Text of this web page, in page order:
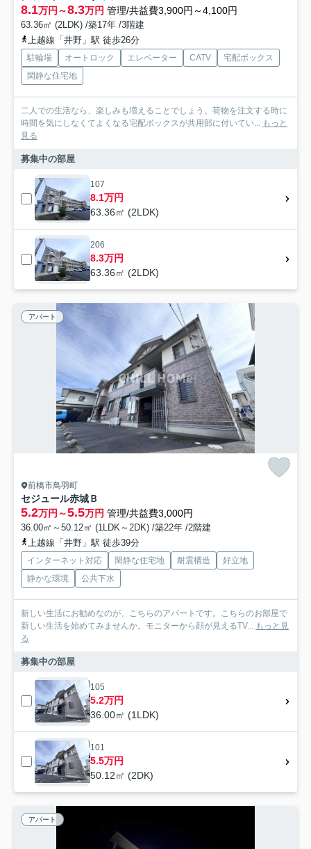
8.1万円～8.3万円 管理/共益費3,900円～4,100円
63.36㎡ (2LDK) /築17年 /3階建
上越線「井野」駅 徒歩26分
駐輪場 オートロック エレベーター CATV
宅配ボックス
閑静な住宅地
二人での生活なら、楽しみも増えることでしょう。荷物を注文する時に
時間を気にしなくてよくなる宅配ボックスが共用部に付いてい... もっと
見る
募集中の部屋
107
8.1万円
63.36㎡ (2LDK)
206
8.3万円
63.36㎡ (2LDK)
アパート
前橋市鳥羽町
セジュール赤城Ｂ
5.2万円～5.5万円 管理/共益費3,000円
36.00㎡～50.12㎡ (1LDK～2DK) /築22年 /2階建
上越線「井野」駅 徒歩39分
インターネット対応 閑静な住宅地 耐震構造
好立地
静かな環境
公共下水
新しい生活にお勧めなのが、こちらのアパートです。こちらのお部屋で
新しい生活を始めてみませんか。モニターから顔が見えるTV...
もっと見
る
募集中の部屋
105
5.2万円
36.00㎡ (1LDK)
101
5.5万円
50.12㎡ (2DK)
アパート